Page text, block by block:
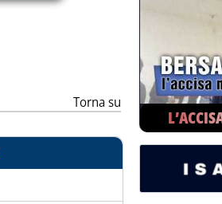
Torna su